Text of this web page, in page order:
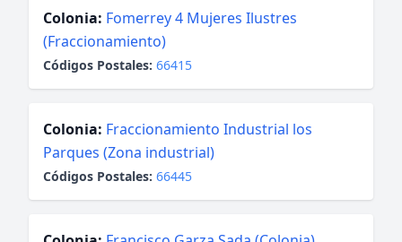
Colonia: Fomerrey 4 Mujeres Ilustres
(Fraccionamiento)
Códigos Postales: 66415
Colonia: Fraccionamiento Industrial los
Parques (Zona industrial)
Códigos Postales: 66445